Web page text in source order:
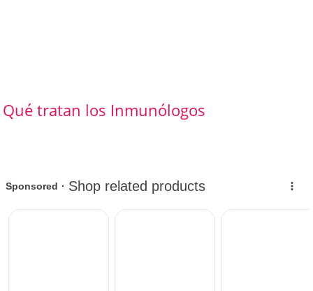
Qué tratan los Inmunólogos